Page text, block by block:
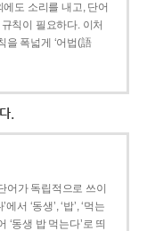
도 소리를 내고, 단어
칙이 필요하다. 이처
을 폭넓게 ‘어법(語
.
어가 독립적으로 쓰이
서 ‘동생’, ‘밥’, ‘먹는
‘동생 밥 먹는다’로 띄